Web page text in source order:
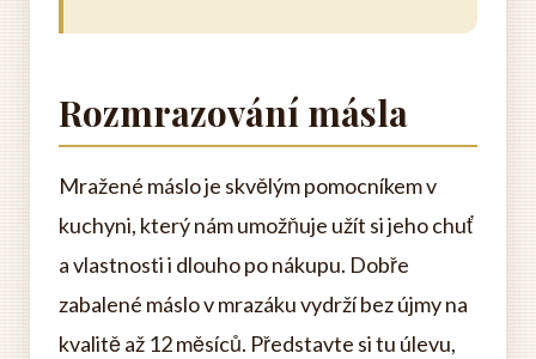
Rozmrazování másla
Mražené máslo je skvělým pomocníkem v
kuchyni, který nám umožňuje užít si jeho chuť
a vlastnosti i dlouho po nákupu. Dobře
zabalené máslo v mrazáku vydrží bez újmy na
kvalitě až 12 měsíců. Představte si tu úlevu,